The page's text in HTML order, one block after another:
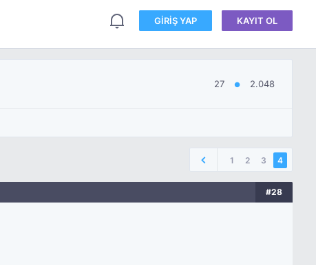
GIRIŞ YAP KAYIT OL
27 ● 2.048
1 2 3 4
#28